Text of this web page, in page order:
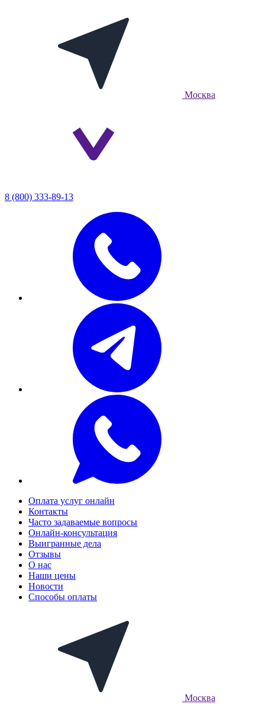
Москва
8 (800) 333-89-13
Оплата услуг онлайн
Контакты
Часто задаваемые вопросы
Онлайн-консультация
Выигранные дела
Отзывы
О нас
Наши цены
Новости
Способы оплаты
Москва